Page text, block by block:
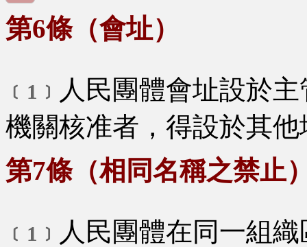
第6條（會址）
﹝1﹞ 人民團體會址設於
機關核准者，得設於其
第7條（相同名稱之禁止
﹝1﹞ 人民團體在同一組